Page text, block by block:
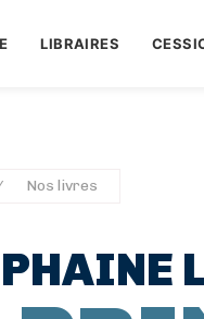
LIBRAIRES
Nos livres